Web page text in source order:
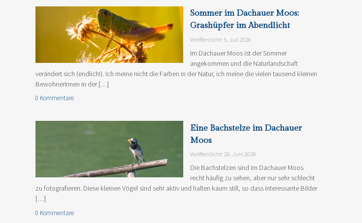
Sommer im Dachauer Moos:
Grashüpfer im Abendlicht
Veröffentlicht: 5. Juli 2026
Im Dachauer Moos ist der Sommer
angekommen und die Naturlandschaft
verändert sich (endlich!). Ich meine nicht die Farben in der Natur, ich meine die vielen tausend kleinen
BewohnerInnen in der […]
0 Kommentare
Eine Bachstelze im Dachauer
Moos
Veröffentlicht: 26. Juni 2026
Die Bachstelzen sind im Dachauer Moos
recht häufig zu sehen, aber nur sehr schlecht
zu fotografieren. Diese kleinen Vögel sind sehr aktiv und halten kaum still, so dass interessante Bilder
[…]
0 Kommentare